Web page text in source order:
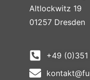
Altlockwitz 19
01257 Dresden
+49